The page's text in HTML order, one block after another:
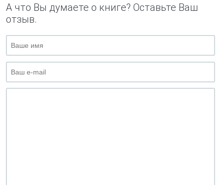
А что Вы думаете о книге? Оставьте Ваш
отзыв.